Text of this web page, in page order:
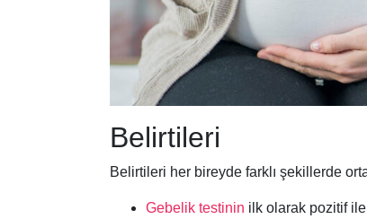
Belirtileri
Belirtileri her bireyde farklı şekillerde
Gebelik testinin ilk olarak pozitif